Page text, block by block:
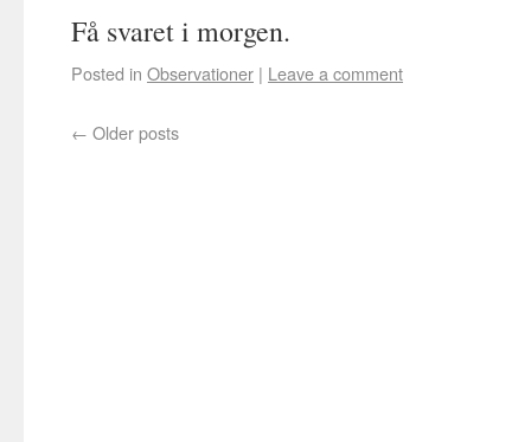
Få svaret i morgen.
Posted in Observationer | Leave a comment
← Older posts